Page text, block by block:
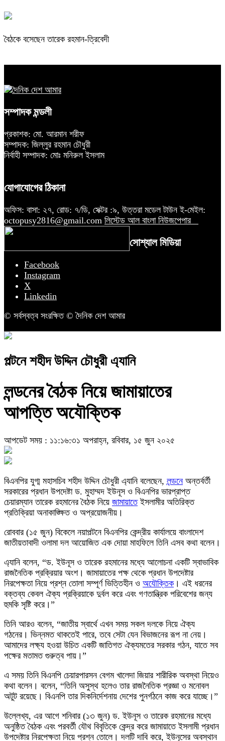
বৈঠকে বসেছেন তারেক রহমান-ত্রিবেদী
সম্পাদক মন্ডলী
প্রকাশক: মো. আরমান শরীফ
সম্পাদক: জিল্লুর রহমান চৌধুরী
নির্বাহী সম্পাদক: মোঃ মনিরুল ইসলাম
যোগাযোগের ঠিকানা
অফিস: বাসা: ২৭, রোড: ৭/ডি, সেক্টর :৯, উত্তরা মডেল টাউন ই-মেইল:
octopusy2816@gmail.com লিস্টেড আল বাংলা নিউজপেপার
সোশ্যাল মিডিয়া
Facebook
Instagram
X
Linkedin
© সর্বস্বত্ব সংরক্ষিত © দৈনিক দেশ আমার
পল্টনে শহীদ উদ্দিন চৌধুরী এ্যানি
লন্ডনের বৈঠক নিয়ে জামায়াতের
আপত্তি অযৌক্তিক
আপডেট সময় : ১১:১৬:৩১ অপরাহ্ন, রবিবার, ১৫ জুন ২০২৫
বিএনপির যুগ্ম মহাসচিব শহীদ উদ্দিন চৌধুরী এ্যানি বলেছেন, লন্ডনে অন্তর্বর্তী
সরকারের প্রধান উপদেষ্টা ড. মুহাম্মদ ইউনূস ও বিএনপির ভারপ্রাপ্ত
চেয়ারম্যান তারেক রহমানের বৈঠক নিয়ে জামায়াতেইসলামীর অতিরিক্ত
প্রতিক্রিয়া অনাকাঙ্ক্ষিত ও অপ্রয়োজনীয়।
রোববার (১৫ জুন) বিকেলে নয়াপল্টনে বিএনপির কেন্দ্রীয় কার্যালয়ে বাংলাদেশ
জাতীয়তাবাদী ওলামা দল আয়োজিত এক দোয়া মাহফিলে তিনি এসব কথা বলেন।
এ্যানি বলেন, “ড. ইউনূস ও তারেক রহমানের মধ্যে আলোচনা একটি স্বাভাবিক
রাজনৈতিক প্রক্রিয়ার অংশ। জামায়াতের পক্ষ থেকে প্রধান উপদেষ্টার
নিরপেক্ষতা নিয়ে প্রশ্ন তোলা সম্পূর্ণ ভিত্তিহীন ও অযৌক্তিক। এই ধরনের
বক্তব্য কেবল ঐক্য প্রক্রিয়াকে দুর্বল করে এবং গণতান্ত্রিক পরিবেশের জন্য
হুমকি সৃষ্টি করে।”
তিনি আরও বলেন, “জাতীয় স্বার্থে এখন সময় সকল দলকে নিয়ে ঐক্য
গঠনের। ভিন্নমত থাকতেই পারে, তবে সেটা যেন বিভাজনের রূপ না নেয়।
আমাদের লক্ষ্য হওয়া উচিত একটি জাতিগত ঐক্যমতের সরকার গঠন, যাতে সব
পক্ষের মতামত গুরুত্ব পায়।”
এ সময় তিনি বিএনপি চেয়ারপারসন বেগম খালেদা জিয়ার শারীরিক অবস্থা নিয়েও
কথা বলেন। বলেন, “তিনি অসুস্থ হলেও তার রাজনৈতিক প্রজ্ঞা ও মনোবল
অটুট রয়েছে। বিএনপি তার দিকনির্দেশনায় দেশের পুনর্গঠনে কাজ করে যাচ্ছে।”
উল্লেখ্য, এর আগে শনিবার (১৩ জুন) ড. ইউনূস ও তারেক রহমানের মধ্যে
অনুষ্ঠিত বৈঠক এবং পরবর্তী যৌথ বিবৃতিকে কেন্দ্র করে জামায়াতে ইসলামী প্রধান
উপদেষ্টার নিরপেক্ষতা নিয়ে প্রশ্ন তোলে। দলটি দাবি করে, ইউনূসের অবস্থান